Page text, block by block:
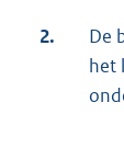
2.
De
het